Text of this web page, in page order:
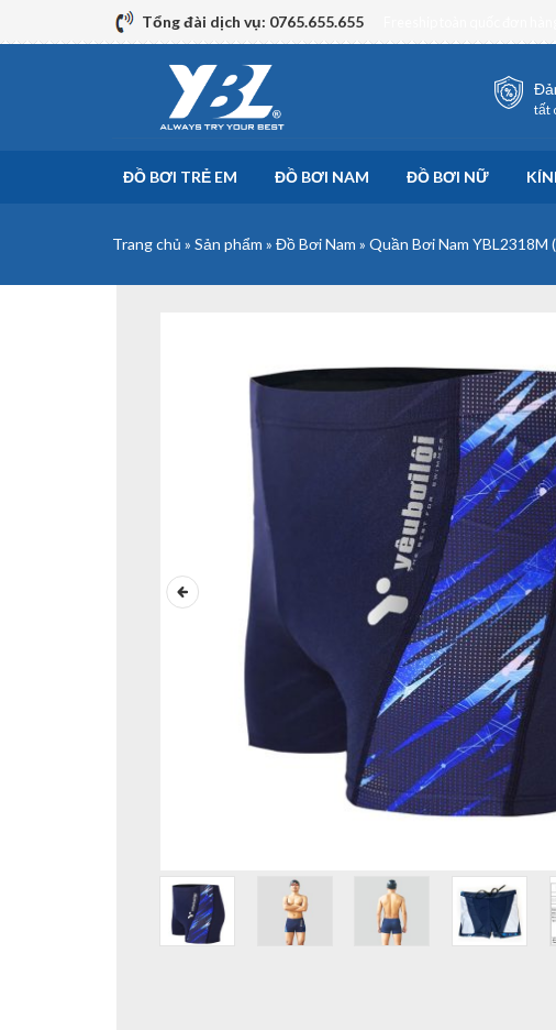
to
Tổng đài dịch vụ: 0765.655.655
tất
ĐỒ BƠI TRẺ EM ĐỒ BƠI NAM ĐỒ BƠI NỮ
Trang chủ » Sản phẩm » Đồ Bơi Nam » Quần Bơi Nam YBL2318M